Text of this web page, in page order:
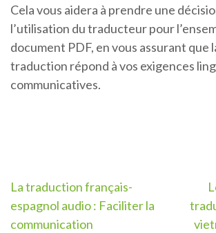
Cela vous aidera à prendre une
l’utilisation du traducteur pour
document PDF, en vous assurant que
traduction répond à vos exigences
communicatives.
Navigation
de
La traduction français-
espagnol audio : Faciliter la
communication